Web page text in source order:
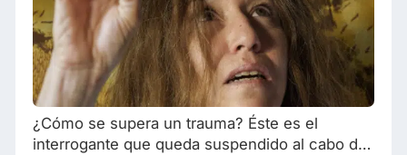
¿Cómo se supera un trauma? Éste es el
interrogante que queda suspendido al cabo de